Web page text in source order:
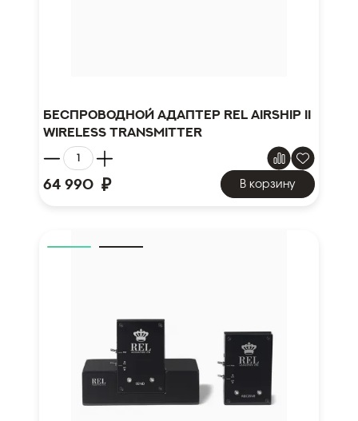
Беспроводной адаптер REL AirShip II
Wireless Transmitter
64 990 ₽ В корзину